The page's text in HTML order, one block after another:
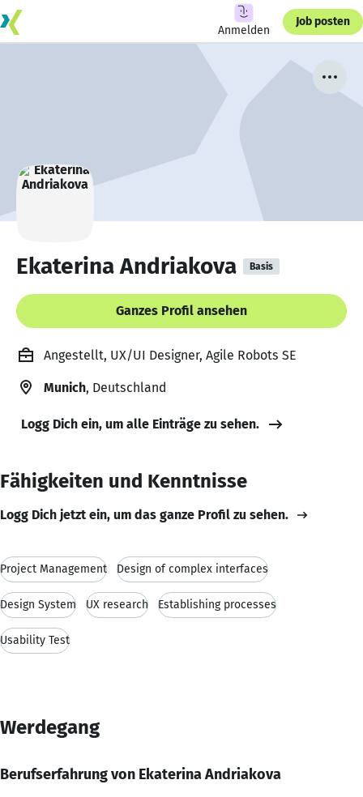
Anmelden
Job posten
Ekaterina Andriakova Basis
Ganzes Profil ansehen
Angestellt, UX/UI Designer, Agile Robots SE
Munich, Deutschland
Logg Dich ein, um alle Einträge zu sehen.
Fähigkeiten und Kenntnisse
Logg Dich jetzt ein, um das ganze Profil zu sehen.
Project Management Design of complex interfaces
Design System UX research Establishing processes
Usability Test
Werdegang
Berufserfahrung von Ekaterina Andriakova